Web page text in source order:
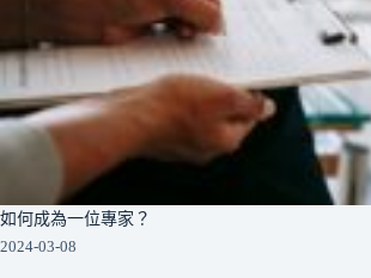
如何成為一位專家？
2024-03-08